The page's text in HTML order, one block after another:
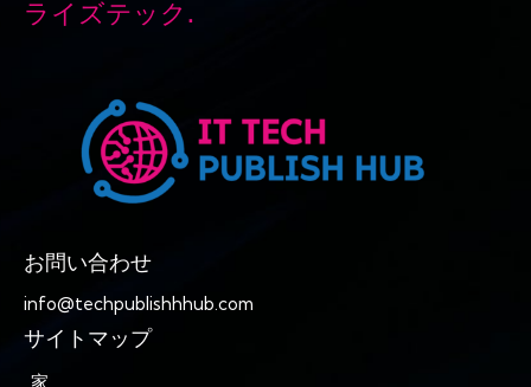
ライズテック.
お問い合わせ
info@techpublishhhub.com
サイトマップ